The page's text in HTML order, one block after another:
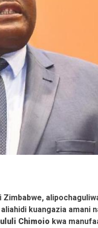
kuangazia amani
Chimoio kwa